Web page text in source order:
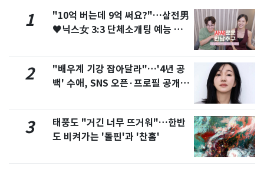
1
"10억 버는데 9억 써요?"…삼전男
♥닉스女 3:3 단체소개팅 예능 화
2
"배우계 기강 잡아달라"…'4년 공
백' 수애, SNS 오픈·프로필 공개
3
태풍도 "거긴 너무 뜨거워"…한반
도 비켜가는 '돌핀'과 '찬홈'